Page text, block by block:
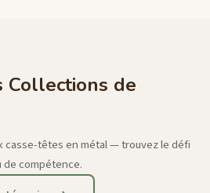
Collections de
casse-têtes en métal — trouvez le défi
de compétence.